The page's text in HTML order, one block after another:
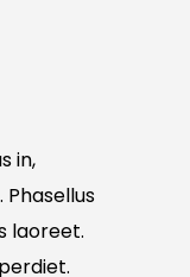
in,
Phasellus
laoreet.